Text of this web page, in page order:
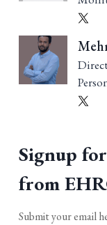
Signup
from
Submit your email